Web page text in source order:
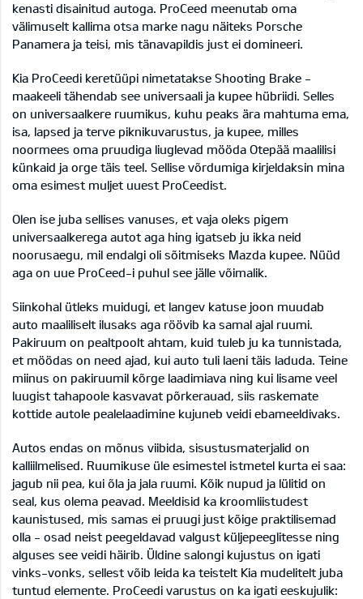
kenasti disainitud autoga. ProCeed meenutab oma
välimuselt kallima otsa marke nagu näiteks Porsche
Panamera ja teisi, mis tänavapildis just ei domineeri.
Kia ProCeedi keretüüpi nimetatakse Shooting Brake -
maakeeli tähendab see universaali ja kupee hübriidi. Selles
on universaalkere ruumikus, kuhu peaks ära mahtuma ema,
isa, lapsed ja terve piknikuvarustus, ja kupee, milles
noormees oma pruudiga liuglevad mööda Otepää maalilisi
künkaid ja orge täis teel. Sellise võrdumiga kirjeldaksin mina
oma esimest muljet uuest ProCeedist.
Olen ise juba sellises vanuses, et vaja oleks pigem
universaalkerega autot aga hing igatseb ju ikka neid
noorusaegu, mil endalgi oli sõitmiseks Mazda kupee. Nüüd
aga on uue ProCeed-i puhul see jälle võimalik.
Siinkohal ütleks muidugi, et langev katuse joon muudab
auto maaliliselt ilusaks aga röövib ka samal ajal ruumi.
Pakiruum on pealtpoolt ahtam, kuid tuleb ju ka tunnistada,
et möödas on need ajad, kui auto tuli laeni täis laduda. Teine
miinus on pakiruumil kõrge laadimiava ning kui lisame veel
luugist tahapoole kasvavat põrkerauad, siis raskemate
kottide autole pealelaadimine kujuneb veidi ebameeldivaks.
Autos endas on mõnus viibida, sisustusmaterjalid on
kalliilmelised. Ruumikuse üle esimestel istmetel kurta ei saa:
jagub nii pea, kui õla ja jala ruumi. Kõik nupud ja lülitid on
seal, kus olema peavad. Meeldisid ka kroomliistudest
kaunistused, mis samas ei pruugi just kõige praktilisemad
olla - osad neist peegeldavad valgust küljepeeglitesse ning
alguses see veidi häirib. Üldine salongi kujustus on igati
vinks-vonks, sellest võib leida ka teistelt Kia mudelitelt juba
tuntud elemente. ProCeedi varustus on ka igati eeskujulik: